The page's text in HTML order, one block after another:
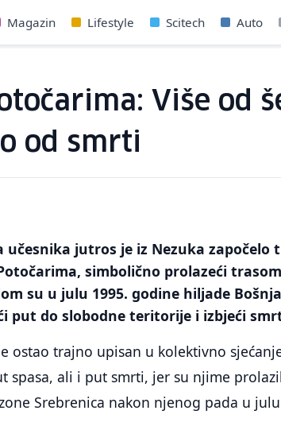
Magazin Lifestyle Scitech Auto
Više od
od smrti
učesnika jutros je iz Nezuka započelo
simbolično prolazeći
su u julu 1995. godine hiljade
put do slobodne teritorije i izbjeći
ostao trajno upisan u kolektivno
spasa, ali i put smrti, jer su njime
Srebrenica nakon njenog pada u